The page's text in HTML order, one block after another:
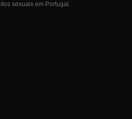
sexuais em Portugal.